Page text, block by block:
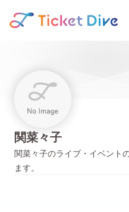
関菜々子
関菜々子のライブ・イベント
ます。